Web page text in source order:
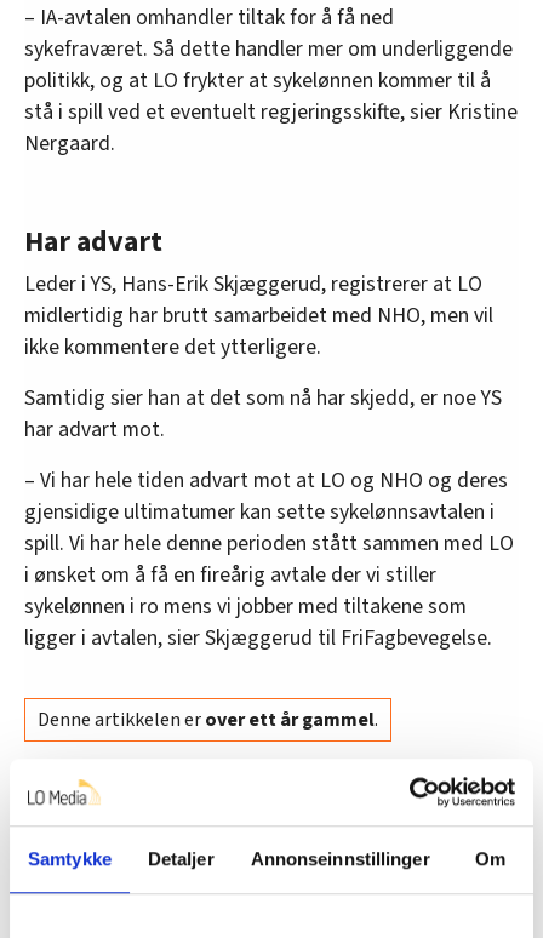
Samtykke Detaljer Annonseinnstillinger Om
– IA-avtalen omhandler tiltak for å få ned
sykefraværet. Så dette handler mer om underliggende
politikk, og at LO frykter at sykelønnen kommer til å
stå i spill ved et eventuelt regjeringsskifte, sier Kristine
Nergaard.
Har advart
Leder i YS, Hans-Erik Skjæggerud, registrerer at LO
midlertidig har brutt samarbeidet med NHO, men vil
ikke kommentere det ytterligere.
Samtidig sier han at det som nå har skjedd, er noe YS
har advart mot.
– Vi har hele tiden advart mot at LO og NHO og deres
gjensidige ultimatumer kan sette sykelønnsavtalen i
spill. Vi har hele denne perioden stått sammen med LO
i ønsket om å få en fireårig avtale der vi stiller
sykelønnen i ro mens vi jobber med tiltakene som
ligger i avtalen, sier Skjæggerud til FriFagbevegelse.
Denne artikkelen erover ett år gammel.
Nyheter nho sykelønn LO